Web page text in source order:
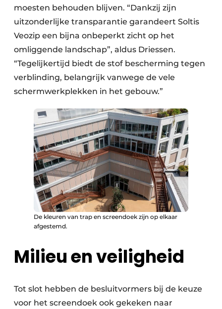
moesten behouden blijven. “Dankzij zijn
uitzonderlijke transparantie garandeert Soltis
Veozip een bijna onbeperkt zicht op het
omliggende landschap”, aldus Driessen.
“Tegelijkertijd biedt de stof bescherming tegen
verblinding, belangrijk vanwege de vele
schermwerkplekken in het gebouw.”
De kleuren van trap en screendoek zijn op elkaar
afgestemd.
Milieu en veiligheid
Tot slot hebben de besluitvormers bij de keuze
voor het screendoek ook gekeken naar